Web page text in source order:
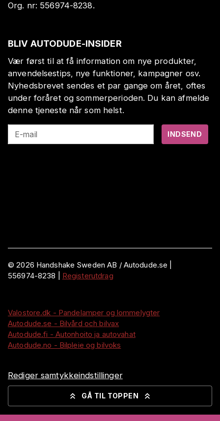
Org. nr: 556974-8238.
BLIV AUTODUDE-INSIDER
Vær først til at få information om nye produkter,
anvendelsestips, nye funktioner, kampagner osv.
Nyhedsbrevet sendes et par gange om året, oftes
under foråret og sommerperioden. Du kan afmelde
denne tjeneste når som helst.
E-mail INDSEND
©2026 Handshake Sweden AB / Autodude.se |
556974-8238
Registerutdrag
Valostore.dk - Pandelamper og lommelygter
Autodude.se - Bilvård och bilvax
Autodude.fi - Autonhoito ja autovahat
Autodude.no - Bilpleie og bilvoks
Rediger samtykkeindstillinger
GÅ TIL TOPPEN